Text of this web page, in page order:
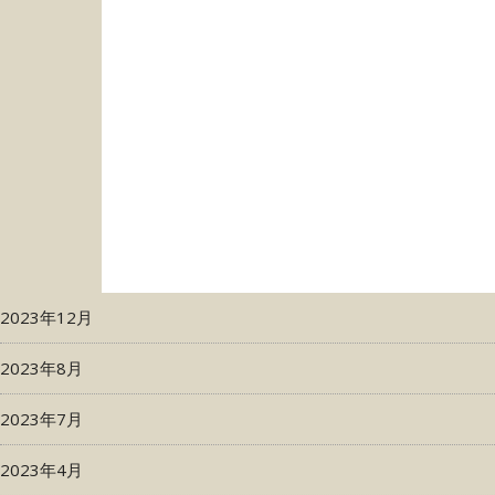
2023年12月
2023年8月
2023年7月
2023年4月